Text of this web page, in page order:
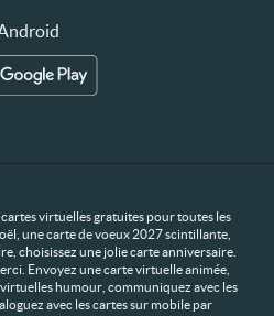
virtuelles gratuites pour toutes les
une carte de voeux 2027 scintillante,
choisissez une jolie carte anniversaire.
Envoyez une carte virtuelle animée,
humour, communiquez avec les
avec les cartes sur mobile par